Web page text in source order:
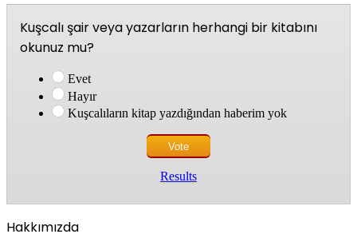
Kuşcalı şair veya yazarların herhangi bir kitabını
okunuz mu?
Evet
Hayır
Kuşcalıların kitap yazdığından haberim yok
Results
Hakkımızda